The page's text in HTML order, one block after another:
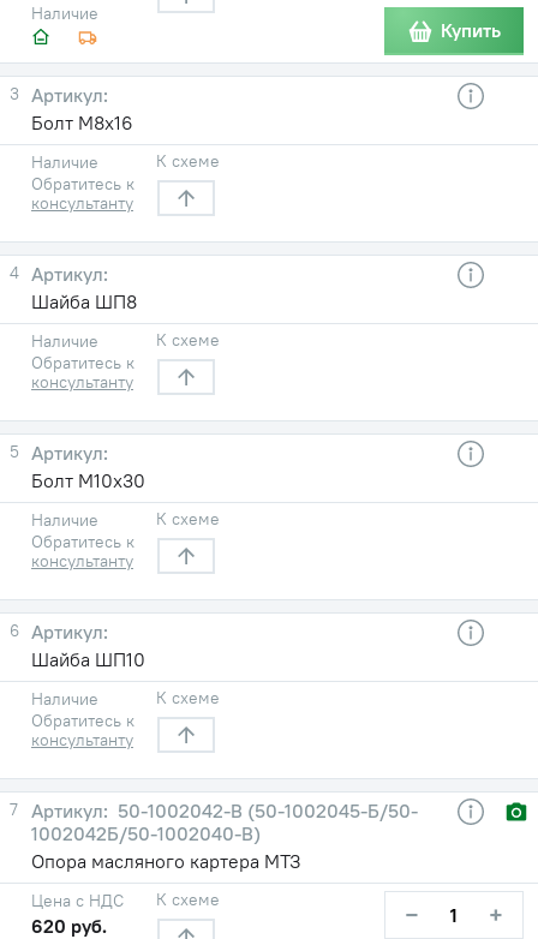
Наличие
Купить
3
Болт М8х16
Наличие
Обратитесь к
консультанту
К схеме
4
Шайба ШП8
Наличие
Обратитесь к
консультанту
К схеме
5
Болт М10х30
Наличие
Обратитесь к
консультанту
К схеме
6
Шайба ШП10
Наличие
Обратитесь к
консультанту
К схеме
7
50-1002042-В (50-1002045-Б/50-
1002042Б/50-1002040-В)
Опора масляного картера МТЗ
Цена с НДС
620 руб.
К схеме − +